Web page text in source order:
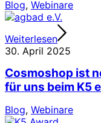
Blog, Webinare
Weiterlesen
30. April 2025
Cosmoshop ist
für uns beim K5
Blog, Webinare